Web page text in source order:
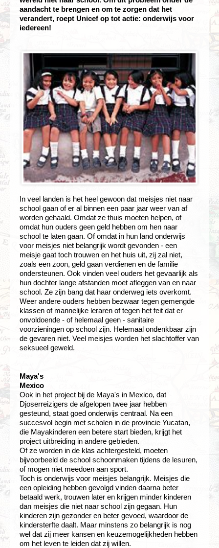
aandacht te brengen en om te zorgen dat het
verandert, roept Unicef op tot actie: onderwijs voor
iedereen!
In veel landen is het heel gewoon dat meisjes niet naar
school gaan of er al binnen een paar jaar weer van af
worden gehaald. Omdat ze thuis moeten helpen, of
omdat hun ouders geen geld hebben om hen naar
school te laten gaan. Of omdat in hun land onderwijs
voor meisjes niet belangrijk wordt gevonden - een
meisje gaat toch trouwen en het huis uit, zij zal niet,
zoals een zoon, geld gaan verdienen en de familie
ondersteunen. Ook vinden veel ouders het gevaarlijk als
hun dochter lange afstanden moet afleggen van en naar
school. Ze zijn bang dat haar onderweg iets overkomt.
Weer andere ouders hebben bezwaar tegen gemengde
klassen of mannelijke leraren of tegen het feit dat er
onvoldoende - of helemaal geen - sanitaire
voorzieningen op school zijn. Helemaal ondenkbaar zijn
de gevaren niet. Veel meisjes worden het slachtoffer van
seksueel geweld.
Maya's
Mexico
Ook in het project bij de Maya's in Mexico, dat
Djoserreizigers de afgelopen twee jaar hebben
gesteund, staat goed onderwijs centraal. Na een
succesvol begin met scholen in de provincie Yucatan,
die Mayakinderen een betere start bieden, krijgt het
project uitbreiding in andere gebieden.
Of ze worden in de klas achtergesteld, moeten
bijvoorbeeld de school schoonmaken tijdens de lesuren,
of mogen niet meedoen aan sport.
Toch is onderwijs voor meisjes belangrijk. Meisjes die
een opleiding hebben gevolgd vinden daarna beter
betaald werk, trouwen later en krijgen minder kinderen
dan meisjes die niet naar school zijn gegaan. Hun
kinderen zijn gezonder en beter gevoed, waardoor de
kindersterfte daalt. Maar minstens zo belangrijk is nog
wel dat zij meer kansen en keuzemogelijkheden hebben
om het leven te leiden dat zij willen.